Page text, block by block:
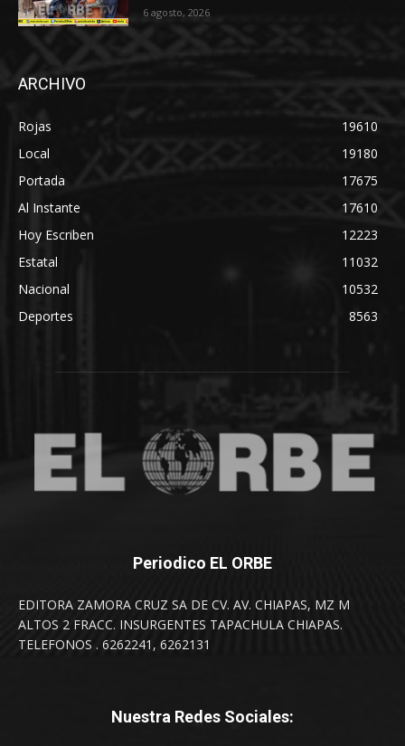
6 agosto, 2026
ARCHIVO
Rojas
19610
Local
19180
Portada
17675
Al Instante
17610
Hoy Escriben
12223
Estatal
11032
Nacional
10532
Deportes
8563
Periodico EL ORBE
EDITORA ZAMORA CRUZ SA DE CV. AV. CHIAPAS, MZ M
ALTOS 2 FRACC. INSURGENTES TAPACHULA CHIAPAS.
TELEFONOS . 6262241, 6262131
Nuestra Redes Sociales: